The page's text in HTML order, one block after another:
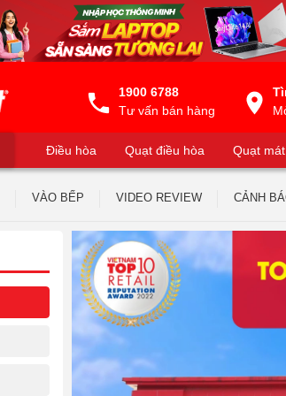
1900 6788
Tư vấn bán hàng
Điều hòa Quạt điều hòa Quạt mát
Máy lọc nước
VÀO BẾP VIDEO REVIEW CẢNH